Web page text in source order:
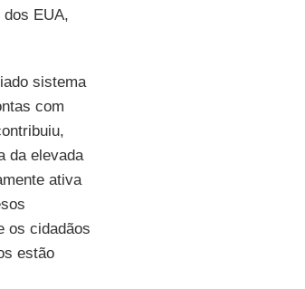
EUA,
sistema
com
da elevada
ativa
os cidadãos
estão